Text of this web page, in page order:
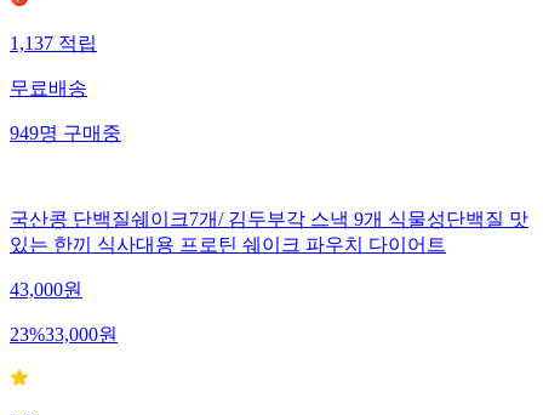
1,137적립
무료배송
949명구매중
국산콩 단백질쉐이크7개/ 김두부각 스낵 9개 식물성단백질 맛
있는 한끼 식사대용 프로틴 쉐이크 파우치 다이어트
43,000원
23%33,000원